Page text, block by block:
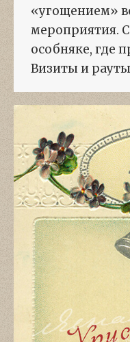
«угощением»
мероприятия.
особняке, где
Визиты и